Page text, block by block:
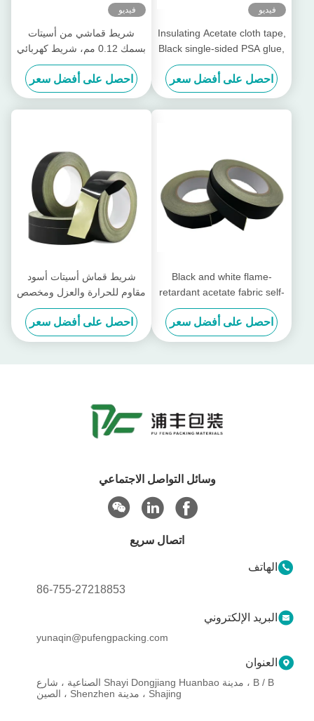
فيديو
Insulating Acetate cloth tape,
Black single-sided PSA glue,
for transformers
احصل على أفضل سعر
فيديو
شريط قماشي من أسيتات
بسمك 0.12 مم، شريط كهربائي
لاصق أكريليك
احصل على أفضل سعر
Black and white flame-
retardant acetate fabric self-
adhesive tape
احصل على أفضل سعر
شريط قماش أسيتات أسود
مقاوم للحرارة والعزل ومخصص
لمكافحة الشيخوخة
احصل على أفضل سعر
وسائل التواصل الاجتماعي
اتصال سريع
الهاتف
86-755-27218853
البريد الإلكتروني
yunaqin@pufengpacking.com
العنوان
B / B ، مدينة Shayi Dongjiang Huanbao الصناعية ، شارع
Shajing ، مدينة Shenzhen ، الصين